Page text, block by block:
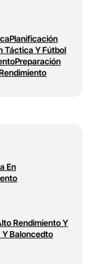
Planificación
Táctica Y Fútbol
Preparación
En
Rendimiento Y
Y Baloncedto